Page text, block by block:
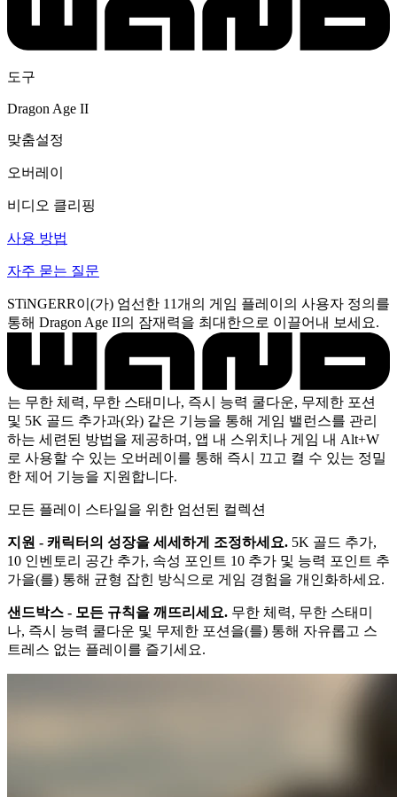
도구
Dragon Age II
맞춤설정
오버레이
비디오 클리핑
사용 방법
자주 묻는 질문
STiNGERR이(가) 엄선한 11개의 게임 플레이의 사용자 정의를
통해 Dragon Age II의 잠재력을 최대한으로 이끌어내 보세요.
는 무한 체력, 무한 스태미나, 즉시 능력 쿨다운, 무제한 포션
및 5K 골드 추가과(와) 같은 기능을 통해 게임 밸런스를 관리
하는 세련된 방법을 제공하며, 앱 내 스위치나 게임 내 Alt+W
로 사용할 수 있는 오버레이를 통해 즉시 끄고 켤 수 있는 정밀
한 제어 기능을 지원합니다.
모든 플레이 스타일을 위한 엄선된 컬렉션
지원 - 캐릭터의 성장을 세세하게 조정하세요. 5K 골드 추가,
10 인벤토리 공간 추가, 속성 포인트 10 추가 및 능력 포인트 추
가을(를) 통해 균형 잡힌 방식으로 게임 경험을 개인화하세요.
샌드박스 - 모든 규칙을 깨뜨리세요. 무한 체력, 무한 스태미
나, 즉시 능력 쿨다운 및 무제한 포션을(를) 통해 자유롭고 스
트레스 없는 플레이를 즐기세요.